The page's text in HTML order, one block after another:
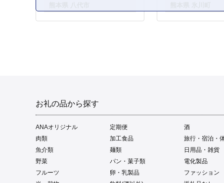
お礼の品から探す
ANAオリジナル 定期便
酒
肉類
加工食品
旅行・宿泊・
魚介類
麺類
日用品・雑貨
野菜
パン・菓子類
電化製品
フルーツ
卵・乳製品
ファッション